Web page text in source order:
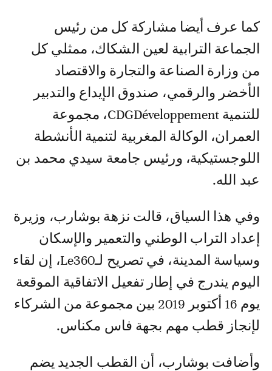
كما عرف أيضا مشاركة كل من رئيس
الجماعة الترابية لعين الشكاك، ممثلي كل
من وزارة الصناعة والتجارة والاقتصاد
الأخضر والرقمي، صندوق الإيداع والتدبير
للتنمية CDGDéveloppement، مجموعة
العمران، الوكالة المغربية لتنمية الأنشطة
اللوجستيكية، ورئيس جامعة سيدي محمد بن
عبد الله.
وفي هذا السياق، قالت نزهة بوشارب، وزيرة
إعداد التراب الوطني والتعمير والإسكان
وسياسة المدينة، في تصريح لـLe360، إن لقاء
اليوم يندرج في إطار تفعيل الاتفاقية الموقعة
يوم 16 أكتوبر 2019 بين مجموعة من الشركاء
لإنجاز قطب مهم بجهة فاس مكناس.
وأضافت بوشارب، أن القطب الجديد يضم